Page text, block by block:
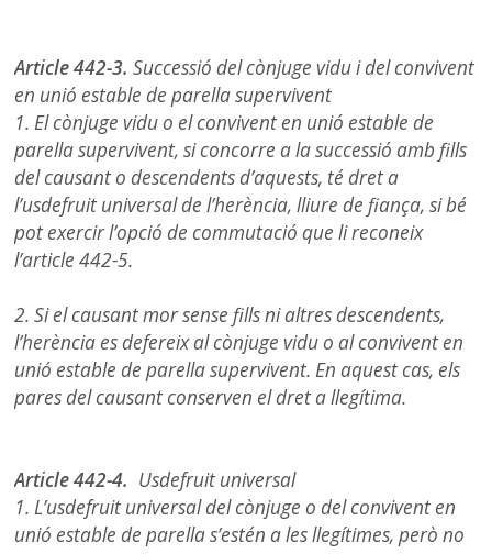
Article 442-3. Successió del cònjuge vidu i del convivent
en unió estable de parella supervivent
1. El cònjuge vidu o el convivent en unió estable de
parella supervivent, si concorre a la successió amb fills
del causant o descendents d’aquests, té dret a
l’usdefruit universal de l’herència, lliure de fiança, si bé
pot exercir l’opció de commutació que li reconeix
l’article 442-5.
2. Si el causant mor sense fills ni altres descendents,
l’herència es defereix al cònjuge vidu o al convivent en
unió estable de parella supervivent. En aquest cas, els
pares del causant conserven el dret a llegítima.
Article 442-4. Usdefruit universal
1. L’usdefruit universal del cònjuge o del convivent en
unió estable de parella s’estén a les llegítimes, però no